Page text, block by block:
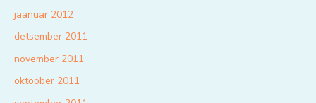
jaanuar 2012
detsember 2011
november 2011
oktoober 2011